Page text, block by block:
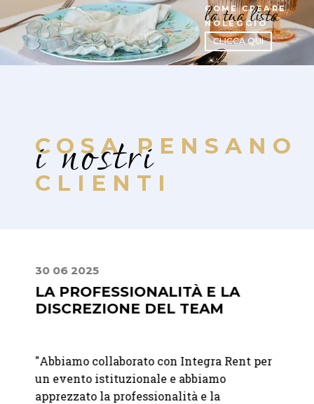
COME CREARE
la tua lista
NOLEGGIO
CLICCA QUI
COSA PENSANO
i nostri
CLIENTI
30 06 2025
LA PROFESSIONALITÀ E LA
DISCREZIONE DEL TEAM
"Abbiamo collaborato con Integra Rent per
un evento istituzionale e abbiamo
apprezzato la professionalità e la